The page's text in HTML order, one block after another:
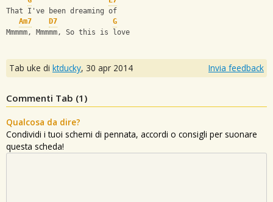
That I've been dreaming of
Am7
D7
G
Mmmmm, Mmmmm, So this is love
Tab uke di ktducky, 30 apr 2014 Invia feedback
Commenti Tab (1 )
Qualcosa da dire?
Condividi i tuoi schemi di pennata, accordi o consigli per suonare
questa scheda!